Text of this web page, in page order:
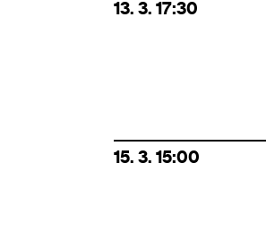
13. 3. 17:30
15. 3. 15:00